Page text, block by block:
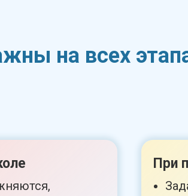
на всех
При